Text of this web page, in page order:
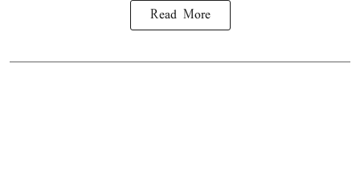
Read More